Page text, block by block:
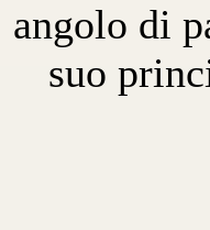
angolo di
suo